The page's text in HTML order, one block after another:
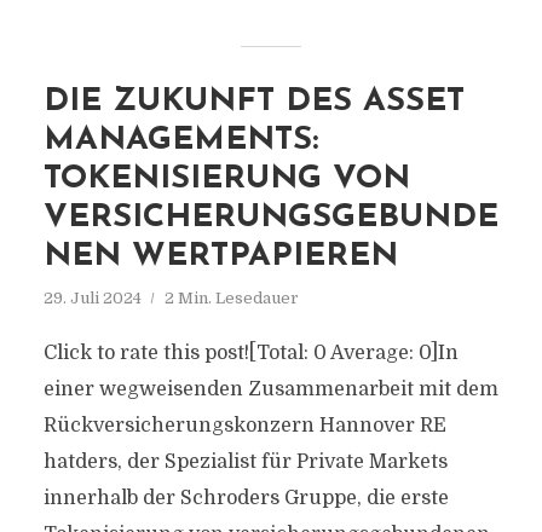
DIE ZUKUNFT DES ASSET
MANAGEMENTS:
TOKENISIERUNG VON
VERSICHERUNGSGEBUNDE
NEN WERTPAPIEREN
29. Juli 2024 2 Min. Lesedauer
Click to rate this post![Total: 0 Average: 0]In
einer wegweisenden Zusammenarbeit mit dem
Rückversicherungskonzern Hannover RE
hatders, der Spezialist für Private Markets
innerhalb der Schroders Gruppe, die erste